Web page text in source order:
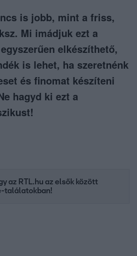
is jobb, mint a friss,
Mi imádjuk ezt a
elkészíthető,
is lehet, ha szeretnénk
és finomat készíteni
hagyd ki ezt a
az RTL.hu az elsők között
találatokban!